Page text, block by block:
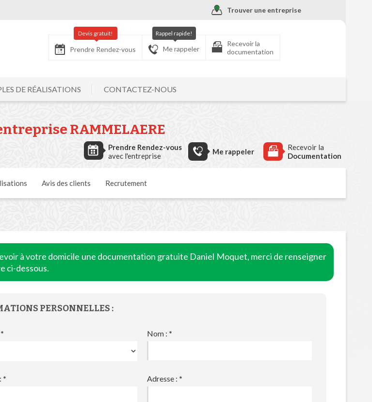
Trouver une entreprise
Prendre Rendez-vous
Devis gratuit!
Me rappeler
Rappel rapide!
Recevoir la
documentation
DE RÉALISATIONS CONTACTEZ-NOUS
RAMMELAERE
Prendre Rendez-vous
avec l'entreprise
Me rappeler
Recevoir la
Documentation
Avis des clients Recrutement
à votre domicile une documentation gratuite Daniel Moquet, merci de renseigner
ci-dessous.
PERSONNELLES :
* Nom : *
* Adresse : *